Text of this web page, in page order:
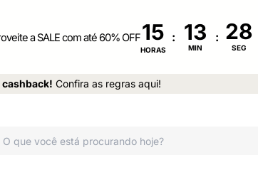
a SALE com até 60% OFF15
HORAS
:
MIN
:
SEG
cashback! Confira as regras aqui!